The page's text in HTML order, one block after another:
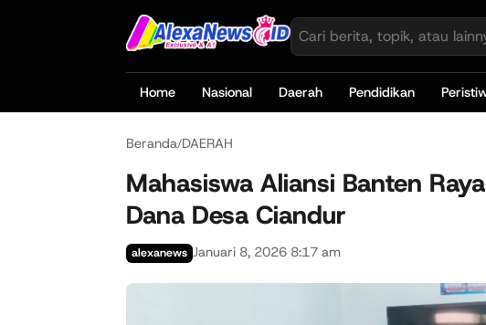
Home Nasional Daerah Pendidikan
Beranda/DAERAH
Mahasiswa Aliansi Banten
Dana Desa Ciandur
alexanews Januari 8, 2026 8:17 am